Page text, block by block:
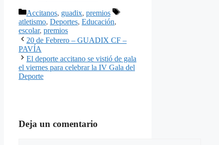
Categorías
Accitanos, guadix, premios
Etiquetas
atletismo, Deportes, Educación,
escolar, premios
20 de Febrero – GUADIX CF –
PAVÍA
El deporte accitano se vistió de gala
el viernes para celebrar la IV Gala del
Deporte
Deja un comentario